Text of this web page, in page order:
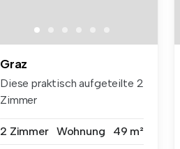
Graz
Diese praktisch aufgeteilte 2
Zimmer
2 Zimmer Wohnung 49 m²